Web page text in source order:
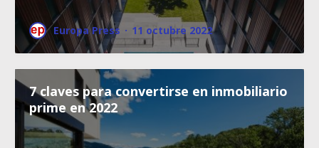
Europa Press · 11 octubre 2022
7 claves para convertirse en inmobiliario
prime en 2022